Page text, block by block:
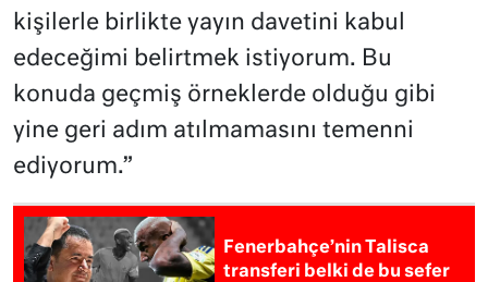
kişilerle birlikte yayın davetini kabul
edeceğimi belirtmek istiyorum. Bu
konuda geçmiş örneklerde olduğu gibi
yine geri adım atılmamasını temenni
ediyorum.”
Fenerbahçe’nin Talisca
transferi belki de bu sefer